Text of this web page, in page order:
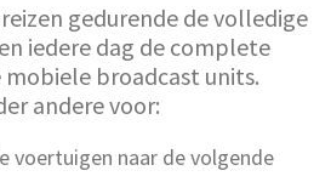
gedurende de volledige
iedere dag de complete
broadcast units.
andere voor:
voertuigen naar de volgende